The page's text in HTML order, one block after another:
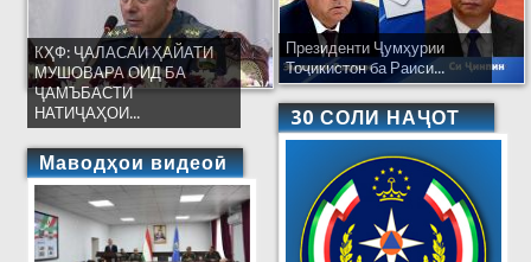
КҲФ: ҶАЛАСАИ ҲАЙАТИ
МУШОВАРА ОИД БА
ҶАМЪБАСТИ
НАТИҶАҲОИ...
Маводҳои видеоӣ
Президенти Ҷумҳурии
Тоҷикистон ба Раиси...
30 СОЛИ НАҶОТ